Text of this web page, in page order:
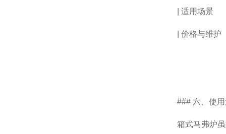
| 适用场景 |
| 价格与维
### 六、使
箱式马弗炉